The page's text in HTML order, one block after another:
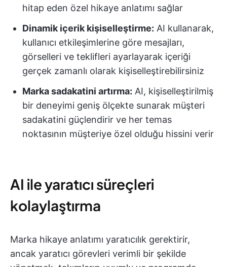
hitap eden özel hikaye anlatımı sağlar
Dinamik içerik kişiselleştirme: AI kullanarak,
kullanıcı etkileşimlerine göre mesajları,
görselleri ve teklifleri ayarlayarak içeriği
gerçek zamanlı olarak kişiselleştirebilirsiniz
Marka sadakatini artırma: AI, kişiselleştirilmiş
bir deneyimi geniş ölçekte sunarak müşteri
sadakatini güçlendirir ve her temas
noktasının müşteriye özel olduğu hissini verir
AI ile yaratıcı süreçleri
kolaylaştırma
Marka hikaye anlatımı yaratıcılık gerektirir,
ancak yaratıcı görevleri verimli bir şekilde